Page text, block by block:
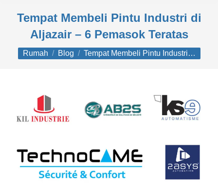
Tempat Membeli Pintu Industri di
Aljazair – 6 Pemasok Teratas
Anda di sini:
Rumah Blog Tempat Membeli Pintu Industri…